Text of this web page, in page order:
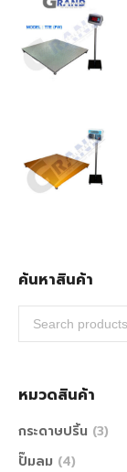
ค้นหาสินค้า
หมวดสินค้า
กระดาษปริ้น (3)
ปั๊มลม (4)